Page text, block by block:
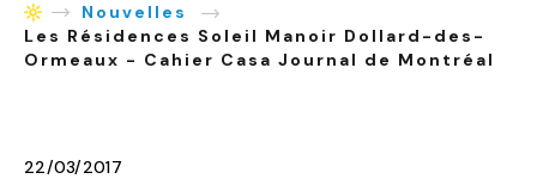
AccueilNouvelles
Les Résidences Soleil Manoir Dollard-des-
Ormeaux - Cahier Casa Journal de Montréal
22/03/2017